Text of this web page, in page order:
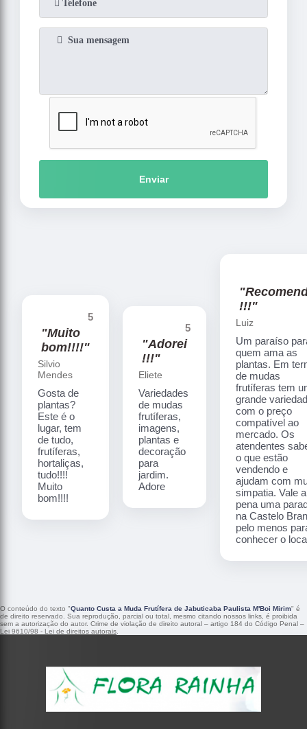
Enviar
5
"Muito
bom!!!!"
Silvio
Mendes
Gosta de
plantas?
Este é o
lugar, tem
de tudo,
frutíferas,
hortaliças,
tudo!!!!
Muito
bom!!!!
5
"Adorei
!!!"
Eliete
Variedades
de mudas
frutíferas,
imagens,
plantas e
decoração
para
jardim.
Adore
!!!"
Luiz
Um paraíso
quem ama as
plantas. Em
de mudas
frutíferas tem
grande
com o preço
compatível ao
mercado. Os
atendentes
o que estão
vendendo e
ajudam com
simpatia. Vale a
pena uma
na Castelo
pelo menos
conhecer o
O conteúdo do texto "Quanto Custa a Muda Frutífera de Jabuticaba Paulista M'Boi Mirim" é
de direito reservado. Sua reprodução, parcial ou total, mesmo citando nossos links, é proibida
sem a autorização do autor. Crime de violação de direito autoral – artigo 184 do Código Penal –
Lei 9610/98 - Lei de direitos autorais